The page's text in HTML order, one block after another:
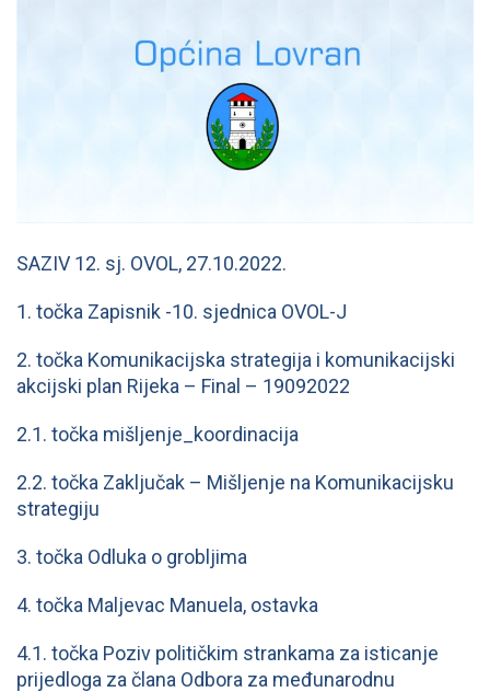
SAZIV 12. sj. OVOL, 27.10.2022.
1. točka Zapisnik -10. sjednica OVOL-J
2. točka Komunikacijska strategija i komunikacijski
akcijski plan Rijeka – Final – 19092022
2.1. točka mišljenje_koordinacija
2.2. točka Zaključak – Mišljenje na Komunikacijsku
strategiju
3. točka Odluka o grobljima
4. točka Maljevac Manuela, ostavka
4.1. točka Poziv političkim strankama za isticanje
prijedloga za člana Odbora za međunarodnu